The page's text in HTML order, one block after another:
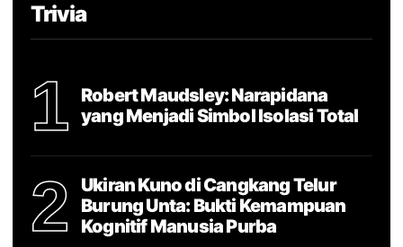
Trivia
1
Robert Maudsley: Narapidana
yang Menjadi Simbol Isolasi Total
2
Ukiran Kuno di Cangkang Telur
Burung Unta: Bukti Kemampuan
Kognitif Manusia Purba